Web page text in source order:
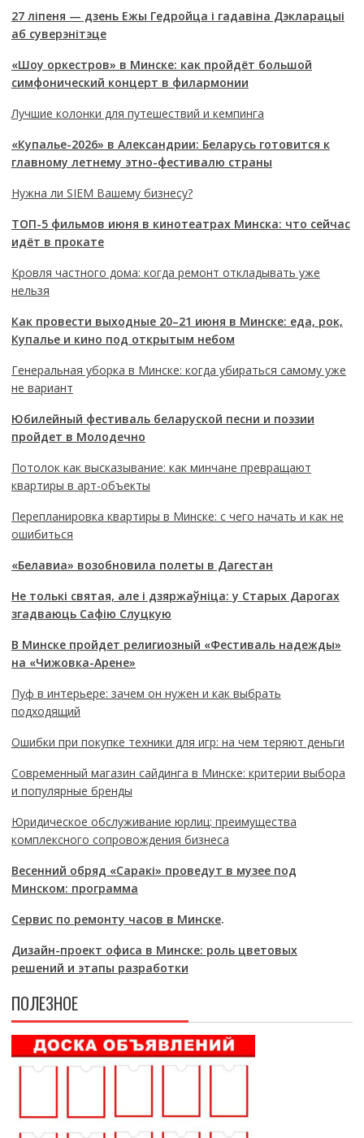
27 ліпеня — дзень Ежы Гедройца і гадавіна Дэкларацыі
аб суверэнітэце
«Шоу оркестров» в Минске: как пройдёт большой
симфонический концерт в филармонии
Лучшие колонки для путешествий и кемпинга
«Купалье-2026» в Александрии: Беларусь готовится к
главному летнему этно-фестивалю страны
Нужна ли SIEM Вашему бизнесу?
ТОП-5 фильмов июня в кинотеатрах Минска: что сейчас
идёт в прокате
Кровля частного дома: когда ремонт откладывать уже
нельзя
Как провести выходные 20–21 июня в Минске: еда, рок,
Купалье и кино под открытым небом
Генеральная уборка в Минске: когда убираться самому уже
не вариант
Юбилейный фестиваль беларуской песни и поэзии
пройдет в Молодечно
Потолок как высказывание: как минчане превращают
квартиры в арт-объекты
Перепланировка квартиры в Минске: с чего начать и как не
ошибиться
«Белавиа» возобновила полеты в Дагестан
Не толькі святая, але і дзяржаўніца: у Старых Дарогах
згадваюць Сафію Слуцкую
В Минске пройдет религиозный «Фестиваль надежды»
на «Чижовка-Арене»
Пуф в интерьере: зачем он нужен и как выбрать
подходящий
Ошибки при покупке техники для игр: на чем теряют деньги
Современный магазин сайдинга в Минске: критерии выбора
и популярные бренды
Юридическое обслуживание юрлиц: преимущества
комплексного сопровождения бизнеса
Весенний обряд «Саракі» проведут в музее под
Минском: программа
Сервис по ремонту часов в Минске.
Дизайн-проект офиса в Минске: роль цветовых
решений и этапы разработки
ПОЛЕЗНОЕ